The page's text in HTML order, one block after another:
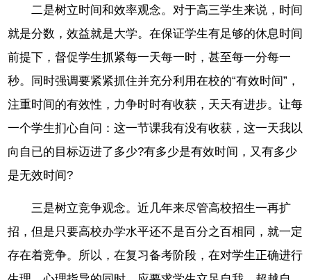
二是树立时间和效率观念。对于高三学生来说，时间
就是分数，效益就是大学。在保证学生有足够的休息时间
前提下，督促学生抓紧每一天每一时，甚至每一分每一
秒。同时强调要紧紧抓住并充分利用在校的“有效时间”，
注重时间的有效性，力争时时有收获，天天有进步。让每
一个学生扪心自问：这一节课我有没有收获，这一天我以
向自已的目标迈进了多少?有多少是有效时间，又有多少
是无效时间?
三是树立竞争观念。近几年来尽管高校招生一再扩
招，但是只要高校办学水平还不是百分之百相同，就一定
存在着竞争。所以，在复习备考阶段，在对学生正确进行